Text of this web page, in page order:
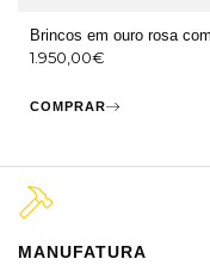
Brincos em ouro rosa
1.950,00€
COMPRAR
MANUFATURA